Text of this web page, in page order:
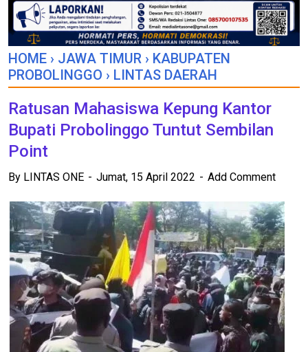
HOME › JAWA TIMUR › KABUPATEN
PROBOLINGGO › LINTAS DAERAH
Ratusan Mahasiswa Kepung Kantor
Bupati Probolinggo Tuntut Sembilan
Point
By LINTAS ONE Jumat, 15 April 2022 Add Comment